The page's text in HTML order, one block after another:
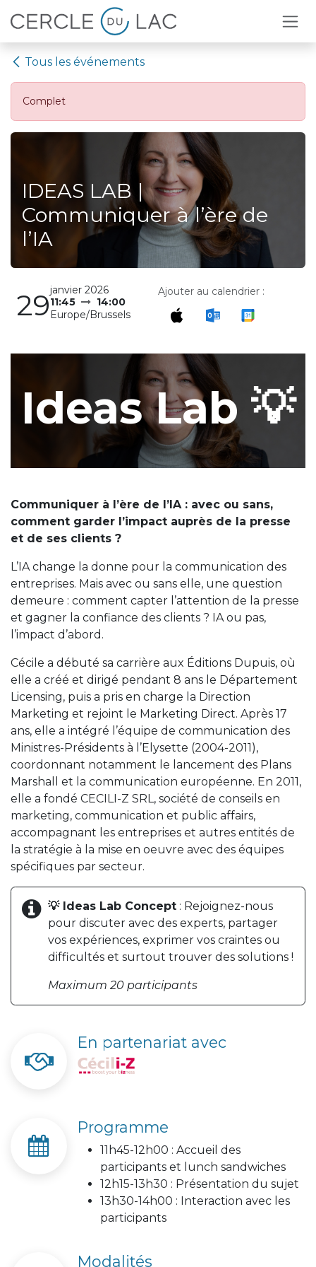
Se rendre au contenu
Tous les événements
Complet
IDEAS LAB |
Communiquer à l’ère de
l’IA
29janvier 2026
11:45
14:00
Europe/Brussels
Ajouter au calendrier :
Ideas Lab 💡
Communiquer à l’ère de l’IA : avec ou sans,
comment garder l’impact auprès de la presse
et de ses clients ?
L’IA change la donne pour la communication des
entreprises. Mais avec ou sans elle, une question
demeure : comment capter l’attention de la presse
et gagner la confiance des clients ? IA ou pas,
l’impact d’abord.
Cécile a débuté sa carrière aux Éditions Dupuis, où
elle a créé et dirigé pendant 8 ans le Département
Licensing, puis a pris en charge la Direction
Marketing et rejoint le Marketing Direct. Après 17
ans, elle a intégré l’équipe de communication des
Ministres-Présidents à l’Elysette (2004-2011),
coordonnant notamment le lancement des Plans
Marshall et la communication européenne. En 2011,
elle a fondé CECILI-Z SRL, société de conseils en
marketing, communication et public affairs,
accompagnant les entreprises et autres entités de
la stratégie à la mise en oeuvre avec des équipes
spécifiques par secteur.
💡 Ideas Lab Concept : Rejoignez-nous
pour discuter avec des experts, partager
vos expériences, exprimer vos craintes ou
difficultés et surtout trouver des solutions !
Maximum 20 participants
En partenariat avec
Programme
11h45-12h00 : Accueil des
participants et lunch sandwiches
12h15-13h30 : Présentation du sujet
13h30-14h00 : Interaction avec les
participants
Modalités